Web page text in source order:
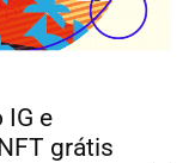
IG e
grátis